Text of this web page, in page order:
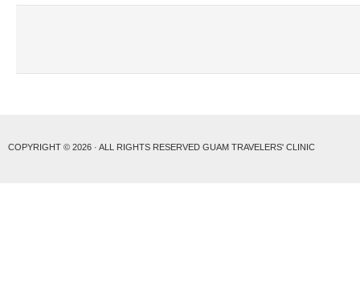
COPYRIGHT © 2026 · ALL RIGHTS RESERVED GUAM TRAVELERS' CLINIC